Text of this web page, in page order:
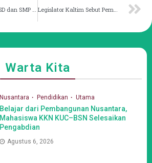
Ratusan Pelajar SD dan SMP Kutai Kartanegara Gelar Gerak Jalan Peringati Sumpah Pemuda Legislator Kaltim Sebut Pembangunan Pertanian Harus Jadi Prioritas
Warta Kita
Nusantara Pendidikan Utama
Belajar dari Pembangunan Nusantara,
Mahasiswa KKN KUC–BSN Selesaikan
Pengabdian
Agustus 6, 2026